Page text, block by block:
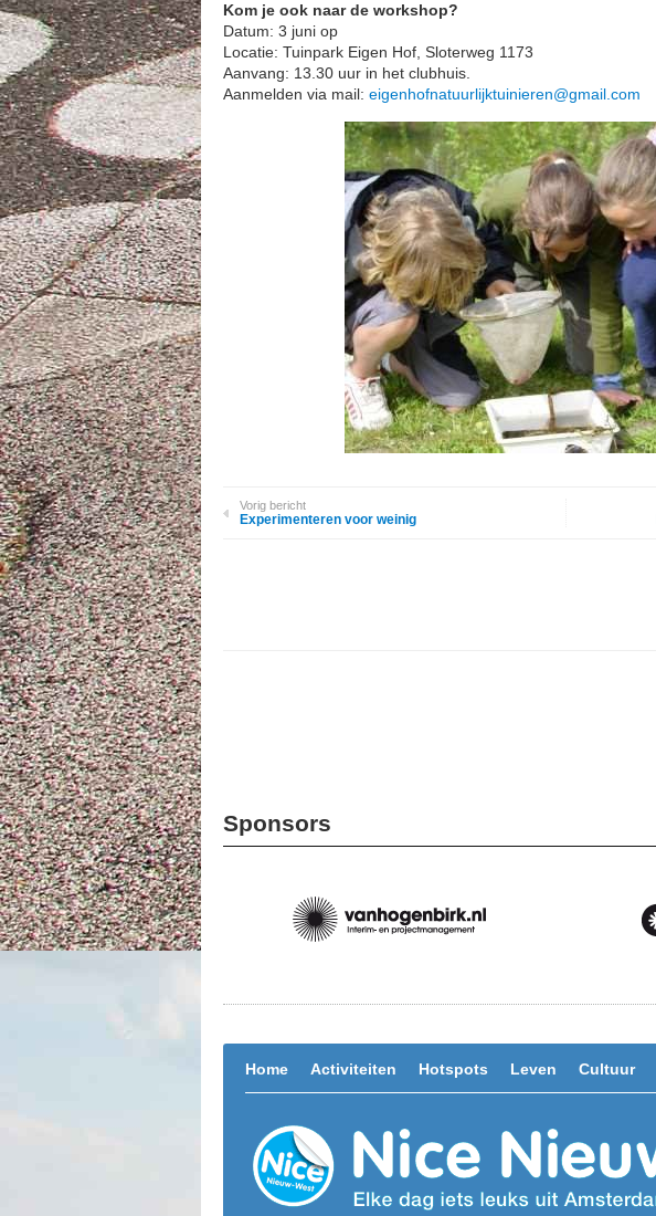
Kom je ook naar de workshop?
Datum: 3 juni op
Locatie: Tuinpark Eigen Hof, Sloterweg 1173
Aanvang: 13.30 uur in het clubhuis.
Aanmelden via mail: eigenhofnatuurlijktuinieren@gmail.com
Vorig bericht
Experimenteren voor weinig
Sponsors
Home Activiteiten Hotspots Leven Cultuur